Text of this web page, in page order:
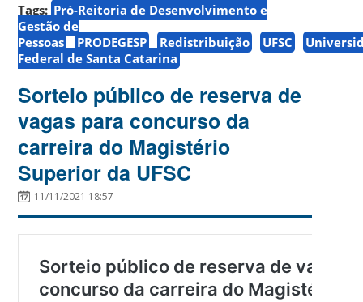
Tags: Pró-Reitoria de Desenvolvimento e
Gestão de
Pessoas
PRODEGESP Redistribuição UFSC
Federal de Santa Catarina
Sorteio público de reserva de
vagas para concurso da
carreira do Magistério
Superior da UFSC
11/11/2021 18:57